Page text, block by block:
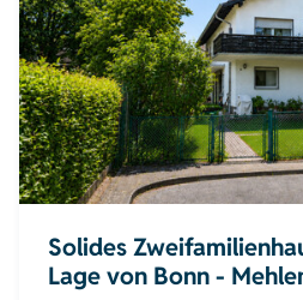
Solides
Lage von Bonn -